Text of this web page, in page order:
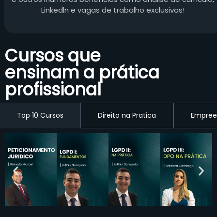
Linkedln e vagas de trabalho exclusivas!
Cursos que
ensinam a prática
profissional
Top 10 Cursos Direito na Pratica